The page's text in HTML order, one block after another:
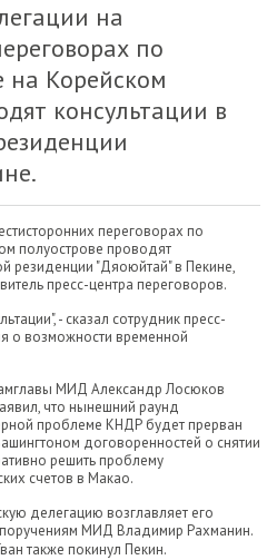
на
по
на Корейском
консультации в
переговорах по
полуострове проводят
резиденции "Дяоюйтай" в Пекине,
пресс-центра переговоров.
- сказал сотрудник пресс-
о возможности временной
МИД Александр Лосюков
что нынешний раунд
проблеме КНДР будет прерван
договоренностей о снятии
решить проблему
счетов в Макао.
делегацию возглавляет его
МИД Владимир Рахманин.
также покинул Пекин.